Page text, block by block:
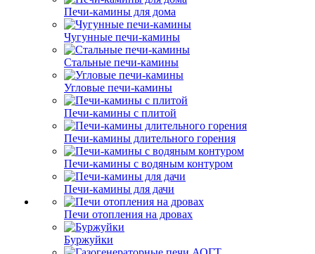
Печи-камины для дома
Чугунные печи-камины
Стальные печи-камины
Угловые печи-камины
Печи-камины с плитой
Печи-камины длительного горения
Печи-камины с водяным контуром
Печи-камины для дачи
Печи отопления на дровах
Буржуйки